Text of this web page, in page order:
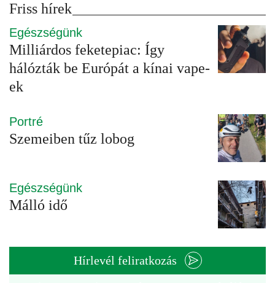
Friss hírek
Egészségünk
Milliárdos feketepiac: Így
hálózták be Európát a kínai vape-
ek
Portré
Szemeiben tűz lobog
Egészségünk
Málló idő
Hírlevél feliratkozás